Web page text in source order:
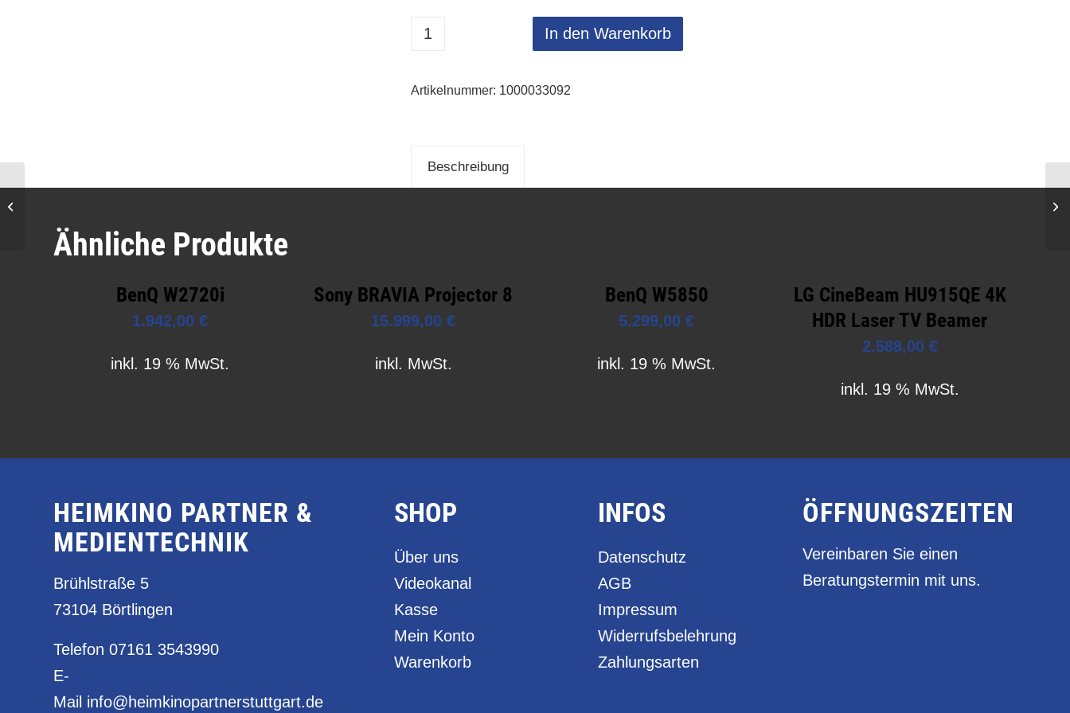
In den Warenkorb
Artikelnummer: 1000033092
Beschreibung
Ähnliche Produkte
BenQ W2720i
1.942,00€
inkl. 19 % MwSt.
Sony BRAVIA Projector 8
15.999,00€
inkl. MwSt.
BenQ W5850
5.299,00€
inkl. 19 % MwSt.
LG CineBeam HU915QE 4K
HDR Laser TV Beamer
2.588,00 €
inkl. 19 % MwSt.
HEIMKINO PARTNER &
MEDIENTECHNIK
Brühlstraße 5
73104 Börtlingen
Telefon 07161 3543990
E-
Mail info@heimkinopartnerstuttgart.de
SHOP
Über uns
Videokanal
Kasse
Mein Konto
Warenkorb
INFOS
Datenschutz
AGB
Impressum
Widerrufsbelehrung
Zahlungsarten
ÖFFNUNGSZEITEN
Vereinbaren Sie einen
Beratungstermin mit uns.
Hisense C2 Pro